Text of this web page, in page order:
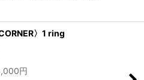
〉1 ring
円